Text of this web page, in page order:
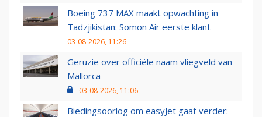
Boeing 737 MAX maakt opwachting in
Tadzjikistan: Somon Air eerste klant
03-08-2026, 11:26
Geruzie over officiële naam vliegveld van
Mallorca
03-08-2026, 11:06
Biedingsoorlog om easyJet gaat verder: